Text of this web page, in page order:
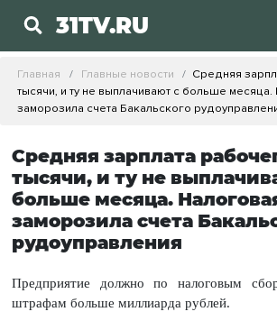
31TV.RU
Главная Главные новости
Средняя
тысячи, и ту не выплачивают с больше месяца.
заморозила счета Бакальского
Средняя зарплата
тысячи, и ту не
больше месяца.
заморозила счета
рудоуправления
Предприятие должно по налоговым
штрафам больше миллиарда рублей.